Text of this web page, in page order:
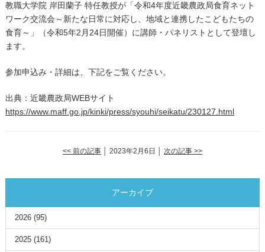
教職大学院 岸田蘭子 特任教授が「令和4年度近畿農政局食育ネット
ワーク交流会～新たな日常に対応し、地域と連携したこどもたちの
食育～」（令和5年2 月 24日開催）に講師・パネリストとして登壇し
ます。
参加申込み・詳細は、下記をご覧ください。
出典：近畿農政局WEBサイト
https://www.maff.go.jp/kinki/press/syouhi/seikatu/230127.html
<< 前の記事│ 2023年2月6日 │ 次の記事 >>
アーカイブ
2026(95)
2025(161)